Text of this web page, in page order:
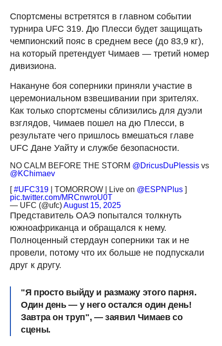
Спортсмены встретятся в главном событии
турнира UFC 319. Дю Плесси будет защищать
чемпионский пояс в среднем весе (до 83,9 кг),
на который претендует Чимаев — третий номер
дивизиона.
Накануне боя соперники приняли участие в
церемониальном взвешивании при зрителях.
Как только спортсмены сблизились для дуэли
взглядов, Чимаев пошел на дю Плесси, в
результате чего пришлось вмешаться главе
UFC Дане Уайту и службе безопасности.
NO CALM BEFORE THE STORM @DricusDuPlessis vs
@KChimaev
[#UFC319 | TOMORROW | Live on @ESPNPlus ]
pic.twitter.com/MRCnwroU0T
— UFC (@ufc)August 15, 2025
Представитель ОАЭ попытался толкнуть
южноафриканца и обращался к нему.
Полноценный стердаун соперники так и не
провели, потому что их больше не подпускали
друг к другу.
"Я просто выйду и размажу этого парня.
Один день — у него остался один день!
Завтра он труп", — заявил Чимаев со
сцены.